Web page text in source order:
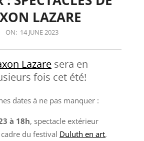
LAZARE
ON: 14 JUNE 2023
Lazare sera en
fois cet été!
dates à ne pas manquer :
à 18h, spectacle extérieur
du festival Duluth en art,